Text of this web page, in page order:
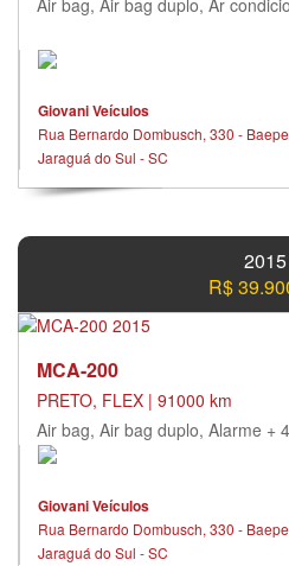
Air bag, Air bag duplo, Ar
Giovani Veículos
Rua Bernardo Dombusch, 330 -
Jaraguá do Sul - SC
2015
R$
MCA-200
PRETO, FLEX | 91000 km
Air bag, Air bag duplo, Alarme +
Giovani Veículos
Rua Bernardo Dombusch, 330 -
Jaraguá do Sul - SC